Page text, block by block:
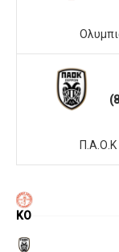
Π.Α.Ο.Κ
KO